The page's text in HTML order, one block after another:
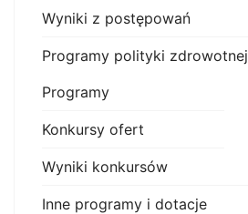
Wyniki z postępowań
Programy polityki zdrowotnej
Programy
Konkursy ofert
Wyniki konkursów
Inne programy i dotacje